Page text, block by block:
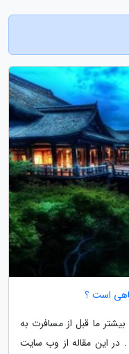
است ؟
ما قبل از مسافرت به
این مقاله از وب سایت